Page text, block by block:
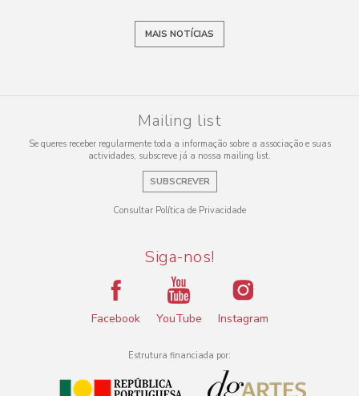
MAIS NOTÍCIAS
Mailing list
Se queres receber regularmente toda a informação sobre a associação e suas
actividades, subscreve já a nossa mailing list.
SUBSCREVER
Consultar Política de Privacidade
Siga-nos!
Facebook YouTube Instagram
Estrutura financiada por: